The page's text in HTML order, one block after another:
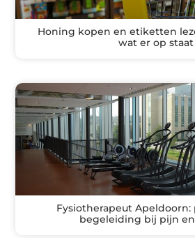
Honing kopen en etiketten
wat er op staat
Fysiotherapeut Apeldoorn:
begeleiding bij pijn